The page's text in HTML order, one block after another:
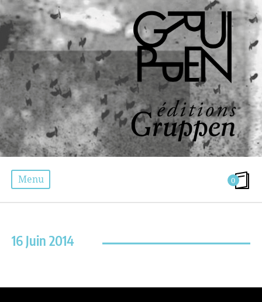
Menu 0
16 Juin 2014